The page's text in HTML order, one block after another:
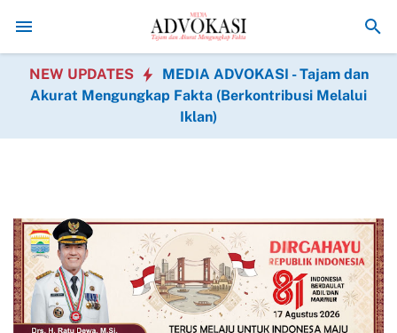
Panjatkan Syukur Kepada Allah SWT Atas Keberhasilan
NEW UPDATES
MEDIA ADVOKASI - Tajam dan
Akurat Mengungkap Fakta (Berkontribusi Melalui
Iklan)